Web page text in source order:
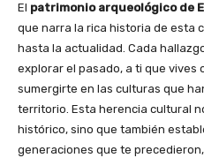
El patrimonio arqueológico de
que narra la rica historia de esta
hasta la actualidad. Cada
explorar el pasado, a ti que vives
sumergirte en las culturas que
territorio. Esta herencia cultural
histórico, sino que también
generaciones que te